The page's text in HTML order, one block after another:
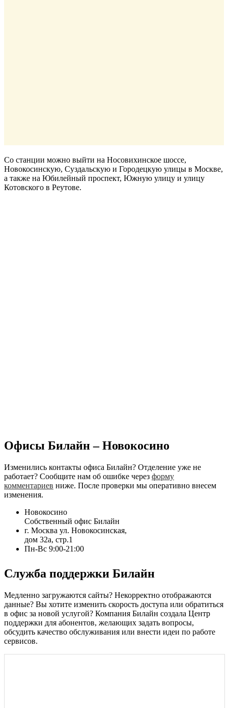
Со станции можно выйти на Носовихинское шоссе,
Новокосинскую, Суздальскую и Городецкую улицы в Москве,
а также на Юбилейный проспект, Южную улицу и улицу
Котовского в Реутове.
Офисы Билайн – Новокосино
Изменились контакты офиса Билайн? Отделение уже не
работает? Сообщите нам об ошибке через форму
комментариев ниже. После проверки мы оперативно внесем
изменения.
Новокосино
Собственный офис Билайн
г. Москва ул. Новокосинская,
дом 32а, стр.1
Пн-Вс 9:00-21:00
Служба поддержки Билайн
Медленно загружаются сайты? Некорректно отображаются
данные? Вы хотите изменить скорость доступа или обратиться
в офис за новой услугой? Компания Билайн создала Центр
поддержки для абонентов, желающих задать вопросы,
обсудить качество обслуживания или внести идеи по работе
сервисов.